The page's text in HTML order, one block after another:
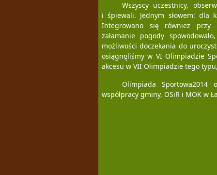
Wszyscy uczestnicy,
i śpiewali. Jednym słowem: dla
Integrowano się również przy
załamanie pogody
możliwości doczekania do
osiągnęliśmy w VI Olimpiadzie
akcesu w VII Olimpiadzie tego
Olimpiada Sportowa2014
współpracy gminy, OSiR i MOK w